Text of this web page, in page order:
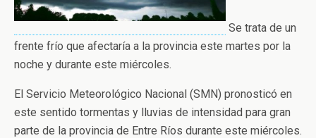
Se trata de un
frente frío que afectaría a la provincia este martes por la
noche y durante este miércoles.
El Servicio Meteorológico Nacional (SMN) pronosticó en
este sentido tormentas y lluvias de intensidad para gran
parte de la provincia de Entre Ríos durante este miércoles.